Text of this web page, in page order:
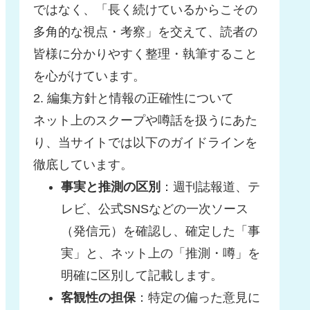
ではなく、「長く続けているからこその
多角的な視点・考察」を交えて、読者の
皆様に分かりやすく整理・執筆すること
を心がけています。
2. 編集方針と情報の正確性について
ネット上のスクープや噂話を扱うにあた
り、当サイトでは以下のガイドラインを
徹底しています。
事実と推測の区別 ：週刊誌報道、テ
レビ、公式SNSなどの一次ソース
（発信元）を確認し、確定した「事
実」と、ネット上の「推測・噂」を
明確に区別して記載します。
客観性の担保 ：特定の偏った意見に